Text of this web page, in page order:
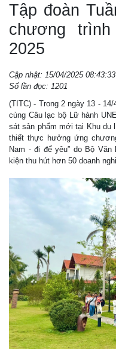
Tập đoàn
chương
2025
Cập nhật: 15/04/2025 08:43:33
Số lần đọc: 1201
(TITC) - Trong 2 ngày 13 -
cùng Câu lạc bộ Lữ hành
sát sản phẩm mới tại Khu du
thiết thực hưởng ứng
Nam - đi để yêu” do Bộ
kiện thu hút hơn 50 doanh